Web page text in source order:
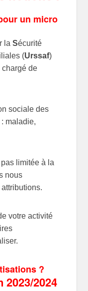
un micro
laSécurité
(Urssaf)
chargé de
sociale des
: maladie,
pas limitée à la
nous
votre activité
?
2023/2024